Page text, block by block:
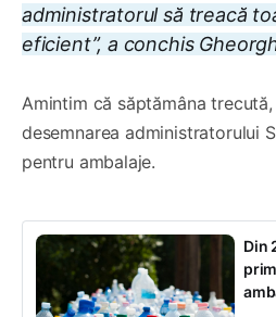
administratorul să treacă
eficient”, a conchis
Amintim că săptămâna
desemnarea administratorului
pentru ambalaje.
Din